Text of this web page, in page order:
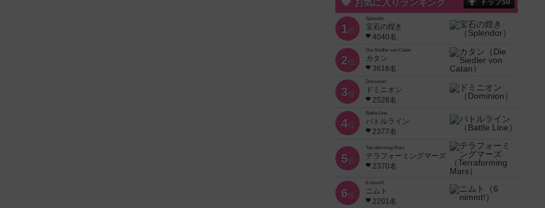
お気に入りランキング トップ50
1位
Splendor
宝石の煌き
4040名
2位
Die Siedler von Catan
カタン
3616名
3位
Dominion
ドミニオン
2528名
4位
Battle Line
バトルライン
2377名
5位
Terraforming Mars
テラフォーミングマーズ
2370名
6位
6 nimmt!
ニムト
2201名